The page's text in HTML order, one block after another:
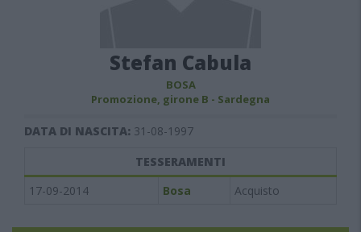
Stefan Cabula
BOSA
Promozione, girone B - Sardegna
DATA DI NASCITA: 31-08-1997
TESSERAMENTI
17-09-2014
Bosa Acquisto